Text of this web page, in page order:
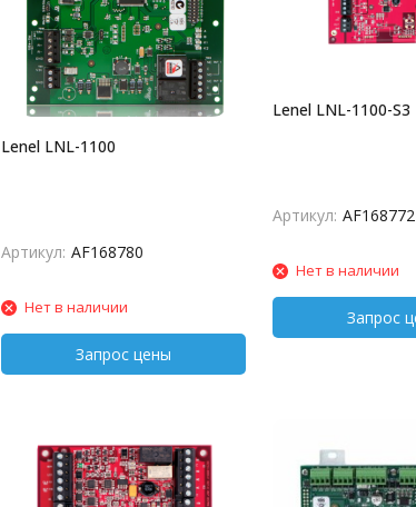
Lenel LNL-1100
Артикул: AF168780
Нет в наличии
Lenel LNL-1100-S3
Артикул: AF168772
Нет в наличии